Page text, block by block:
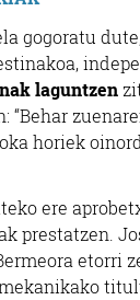
gogoratu
laguntzen
horiek
ere
prestatzen.
etorri